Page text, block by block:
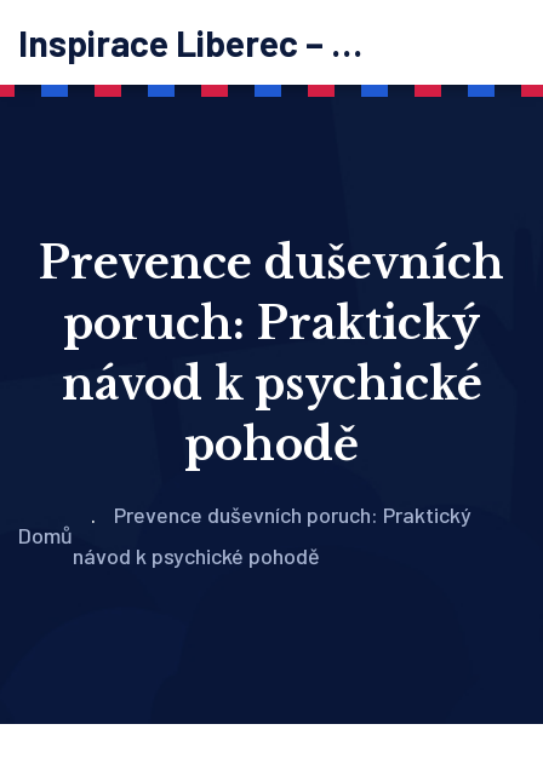
Inspirace Liberec – psychoterapie
Prevence duševních
poruch: Praktický
návod k psychické
pohodě
Domů
Prevence duševních poruch: Praktický
návod k psychické pohodě